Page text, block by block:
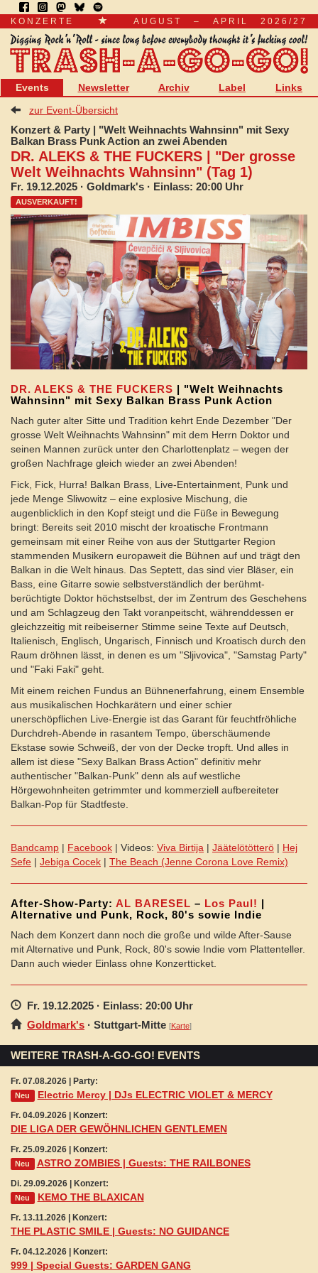
KONZERTE AUGUST – APRIL 2026/27
Events Newsletter Archiv Label
Links
zur Event-Übersicht
Konzert & Party | "Welt Weihnachts Wahnsinn" mit Sexy
Balkan Brass Punk Action an zwei Abenden
DR. ALEKS & THE FUCKERS | "Der grosse
Welt Weihnachts Wahnsinn" (Tag 1)
Fr. 19.12.2025 · Goldmark's · Einlass: 20:00 Uhr
AUSVERKAUFT!
DR. ALEKS & THE FUCKERS | "Welt Weihnachts
Wahnsinn" mit Sexy Balkan Brass Punk Action
Nach guter alter Sitte und Tradition kehrt Ende Dezember "Der
grosse Welt Weihnachts Wahnsinn" mit dem Herrn Doktor und
seinen Mannen zurück unter den Charlottenplatz – wegen der
großen Nachfrage gleich wieder an zwei Abenden!
Fick, Fick, Hurra! Balkan Brass, Live-Entertainment, Punk und
jede Menge Sliwowitz – eine explosive Mischung, die
augenblicklich in den Kopf steigt und die Füße in Bewegung
bringt: Bereits seit 2010 mischt der kroatische Frontmann
gemeinsam mit einer Reihe von aus der Stuttgarter Region
stammenden Musikern europaweit die Bühnen auf und trägt den
Balkan in die Welt hinaus. Das Septett, das sind vier Bläser, ein
Bass, eine Gitarre sowie selbstverständlich der berühmt-
berüchtigte Doktor höchstselbst, der im Zentrum des Geschehens
und am Schlagzeug den Takt voranpeitscht, währenddessen er
gleichzzeitig mit reibeiserner Stimme seine Texte auf Deutsch,
Italienisch, Englisch, Ungarisch, Finnisch und Kroatisch durch den
Raum dröhnen lässt, in denen es um "Sljivovica", "Samstag Party"
und "Faki Faki" geht.
Mit einem reichen Fundus an Bühnenerfahrung, einem Ensemble
aus musikalischen Hochkarätern und einer schier
unerschöpflichen Live-Energie ist das Garant für feuchtfröhliche
Durchdreh-Abende in rasantem Tempo, überschäumende
Ekstase sowie Schweiß, der von der Decke tropft. Und alles in
allem ist diese "Sexy Balkan Brass Action" definitiv mehr
authentischer "Balkan-Punk" denn als auf westliche
Hörgewohnheiten getrimmter und kommerziell aufbereiteter
Balkan-Pop für Stadtfeste.
Bandcamp | Facebook | Videos: Viva Birtija | Jäätelötötterö | Hej
Sefe | Jebiga Cocek | The Beach (Jenne Corona Love Remix)
After-Show-Party: AL BARESEL – Los Paul! |
Alternative und Punk, Rock, 80's sowie Indie
Nach dem Konzert dann noch die große und wilde After-Sause
mit Alternative und Punk, Rock, 80's sowie Indie vom Plattenteller.
Dann auch wieder Einlass ohne Konzertticket.
Fr. 19.12.2025 · Einlass: 20:00 Uhr
Goldmark's · Stuttgart-Mitte [Karte]
WEITERE TRASH-A-GO-GO! EVENTS
Fr. 07.08.2026 | Party:
Neu Electric Mercy | DJs ELECTRIC VIOLET & MERCY
Fr. 04.09.2026 | Konzert:
DIE LIGA DER GEWÖHNLICHEN GENTLEMEN
Fr. 25.09.2026 | Konzert:
Neu ASTRO ZOMBIES | Guests: THE RAILBONES
Di. 29.09.2026 | Konzert:
Neu KEMO THE BLAXICAN
Fr. 13.11.2026 | Konzert:
THE PLASTIC SMILE | Guests: NO GUIDANCE
Fr. 04.12.2026 | Konzert:
999 | Special Guests: GARDEN GANG